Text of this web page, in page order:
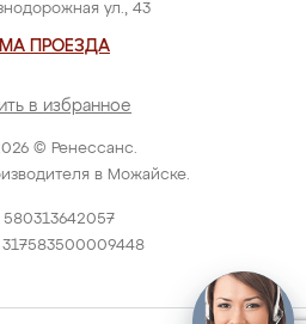
© Ренессанс.
в Можайске.
ул., 43
ПРОЕЗДА
в избранное